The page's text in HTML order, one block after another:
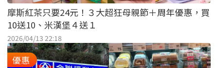
摩斯紅茶只要24元！３大超狂母親節＋周年優惠，買
10送10、米漢堡４送１
2026/04/13 22:18
優惠